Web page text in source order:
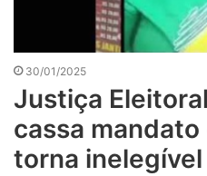
30/01/2025
Justiça
cassa
torna